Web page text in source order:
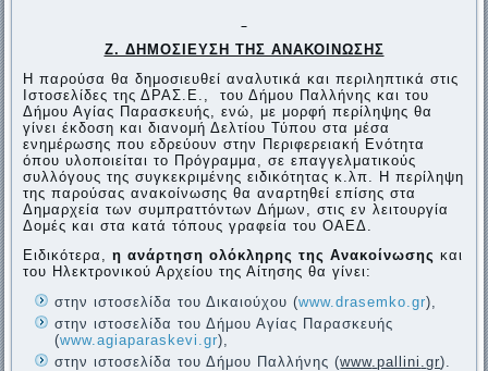
Ζ. ΔΗΜΟΣΙΕΥΣΗ ΤΗΣ ΑΝΑΚΟΙΝΩΣΗΣ
Η παρούσα θα δημοσιευθεί αναλυτικά και περιληπτικά στις
Ιστοσελίδες της ΔΡΑΣ.Ε., του Δήμου Παλλήνης και του
Δήμου Αγίας Παρασκευής, ενώ, με μορφή περίληψης θα
γίνει έκδοση και διανομή Δελτίου Τύπου στα μέσα
ενημέρωσης που εδρεύουν στην Περιφερειακή Ενότητα
όπου υλοποιείται το Πρόγραμμα, σε επαγγελματικούς
συλλόγους της συγκεκριμένης ειδικότητας κ.λπ. Η περίληψη
της παρούσας ανακοίνωσης θα αναρτηθεί επίσης στα
Δημαρχεία των συμπραττόντων Δήμων, στις εν λειτουργία
Δομές και στα κατά τόπους γραφεία του ΟΑΕΔ.
Ειδικότερα,
η ανάρτηση ολόκληρης της Ανακοίνωσης και
του Ηλεκτρονικού Αρχείου της Αίτησης θα γίνει:
στην ιστοσελίδα του Δικαιούχου (www.drasemko.gr),
στην ιστοσελίδα του Δήμου Αγίας Παρασκευής
(www.agiaparaskevi.gr),
στην ιστοσελίδα του Δήμου Παλλήνης (www.pallini .gr‎).